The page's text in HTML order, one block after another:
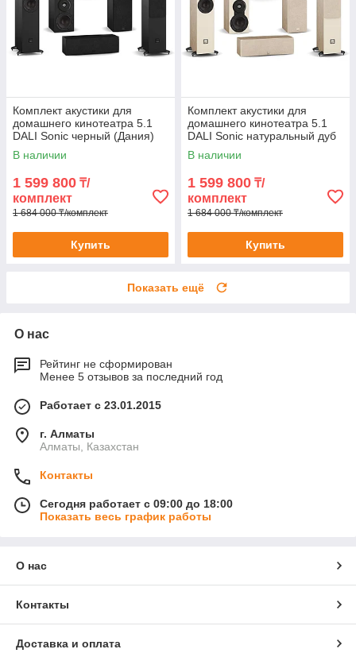
Комплект акустики для
домашнего кинотеатра 5.1
DALI Sonic черный (Дания)
В наличии
1 599 800 ₸/
комплект
1 684 000 ₸/комплект
Купить
Комплект акустики для
домашнего кинотеатра 5.1
DALI Sonic натуральный дуб
(Дания)
В наличии
1 599 800 ₸/
комплект
1 684 000 ₸/комплект
Купить
Показать ещё
О нас
Рейтинг не сформирован
Менее 5 отзывов за последний год
Работает с 23.01.2015
г. Алматы
Алматы, Казахстан
Контакты
Сегодня работает с 09:00 до 18:00
Показать весь график работы
О нас
Контакты
Доставка и оплата